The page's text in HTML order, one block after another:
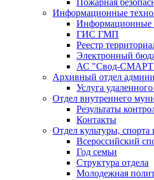
Пожарная
Информационные
Информационные
ГИС ГМП
Реестр
Электронный
АС "Свод-
Архивный отдел
Услуга
Отдел внутреннего
Результаты
Контакты
Отдел культуры,
Всероссийский
Год семьи
Структура отдела
Молодежная